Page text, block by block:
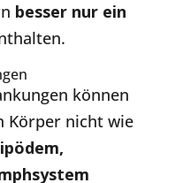
besser nur ein
können
Körper nicht wie